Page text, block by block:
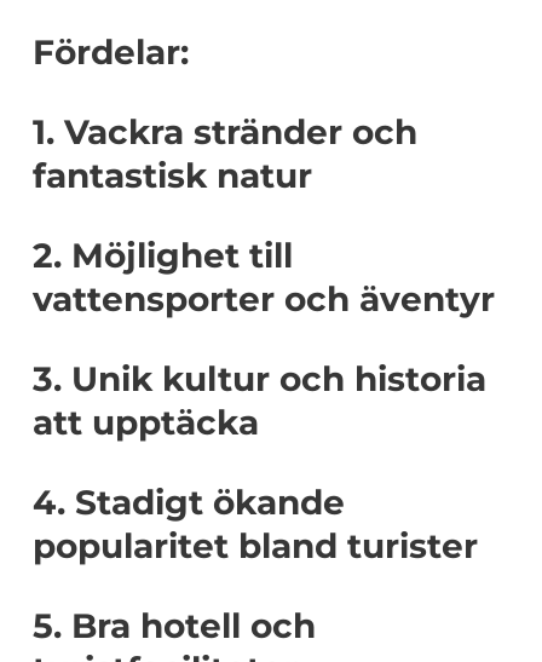
Fördelar:
1. Vackra stränder och
fantastisk natur
2. Möjlighet till
vattensporter och äventyr
3. Unik kultur och historia
att upptäcka
4. Stadigt ökande
popularitet bland turister
5. Bra hotell och